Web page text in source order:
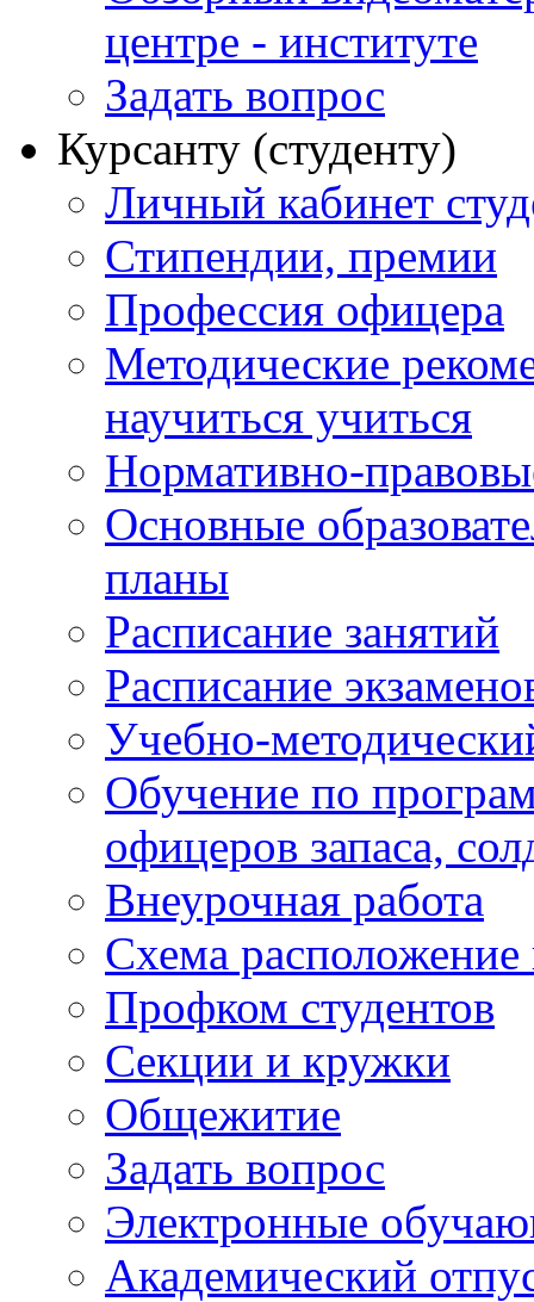
центре - институте
Задать вопрос
Курсанту (студенту)
Личный кабинет
Стипендии, премии
Профессия офицера
Методические
научиться учиться
Нормативно-
Основные
планы
Расписание занятий
Расписание
Учебно-
Обучение по
офицеров запаса,
Внеурочная работа
Схема расположение
Профком студентов
Секции и кружки
Общежитие
Задать вопрос
Электронные
Академический